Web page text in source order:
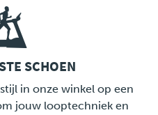
SCHOEN
in onze winkel op een
jouw looptechniek en